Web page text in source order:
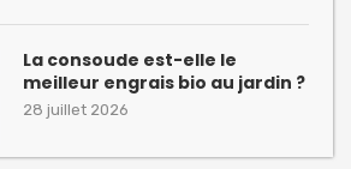
La consoude est-elle le
meilleur engrais bio au jardin ?
28 juillet 2026